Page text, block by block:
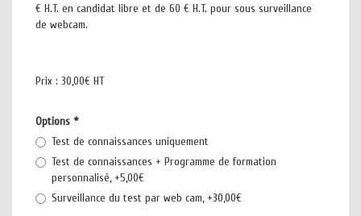
€ H.T. en candidat libre et de 60 € H.T. pour sous surveillance
de webcam.
Prix : 30,00€ HT
Options *
Test de connaissances uniquement
Test de connaissances + Programme de formation
personnalisé, +5,00€
Surveillance du test par web cam, +30,00€